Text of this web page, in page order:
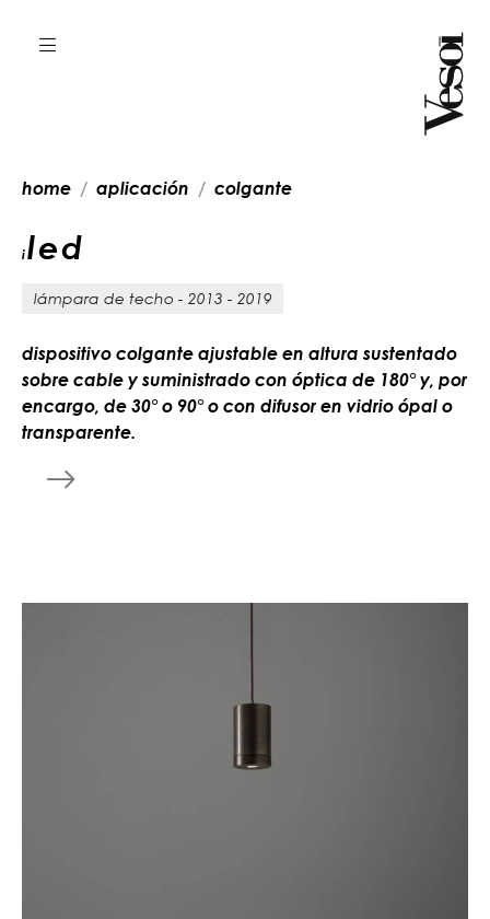
home aplicación colgante
iled
lámpara de techo - 2013 - 2019
dispositivo colgante ajustable en altura sustentado
sobre cable y suministrado con óptica de 180° y, por
encargo, de 30° o 90° o con difusor en vidrio ópal o
transparente.